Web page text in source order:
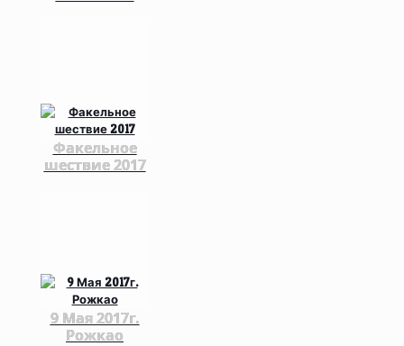
Факельное
шествие 2017
9 Мая 2017г.
Рожкао